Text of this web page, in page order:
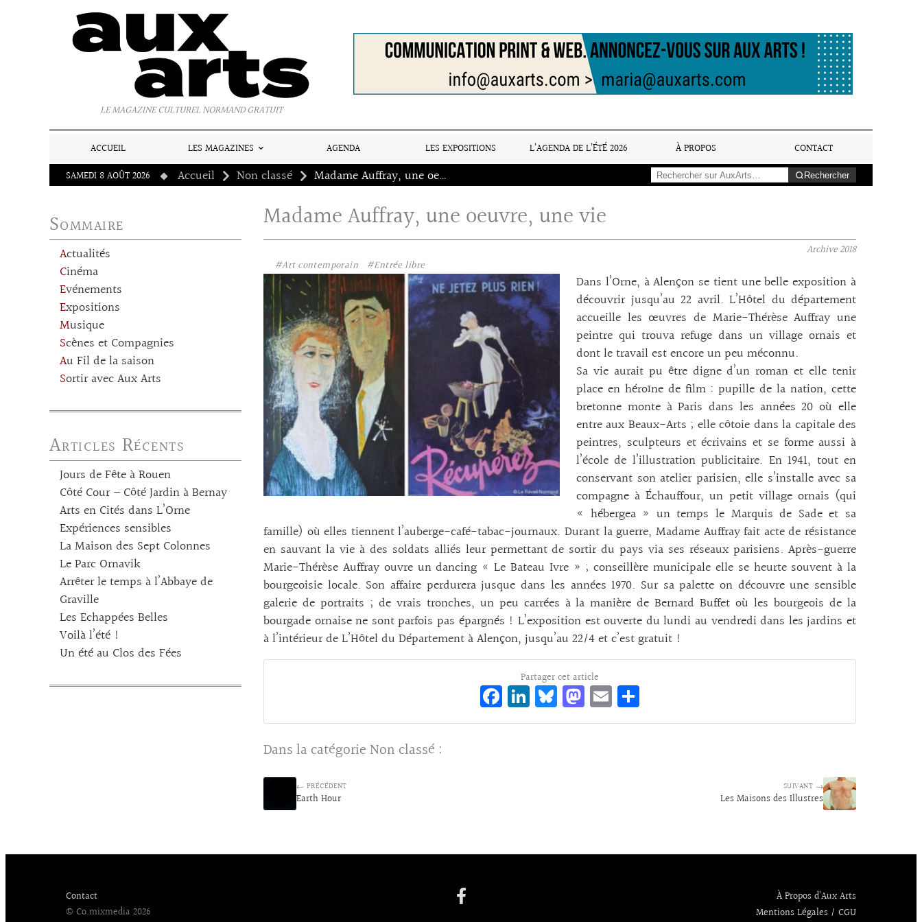
LE MAGAZINE CULTUREL NORMAND GRATUIT
ACCUEIL LES MAGAZINES AGENDA LES EXPOSITIONS L’AGENDA DE L’ÉTÉ 2026 À PROPOS
CONTACT
SAMEDI 8 AOÛT 2026
Accueil Non classé Madame Auffray, une oeuvre, une vie Rechercher
Sommaire
Actualités
Cinéma
Evénements
Expositions
Musique
Scènes et Compagnies
Au Fil de la saison
Sortir avec Aux Arts
Articles Récents
Jours de Fête à Rouen
Côté Cour – Côté Jardin à Bernay
Arts en Cités dans L’Orne
Expériences sensibles
La Maison des Sept Colonnes
Le Parc Ornavik
Arrêter le temps à l’Abbaye de
Graville
Les Echappées Belles
Voilà l’été !
Un été au Clos des Fées
Madame Auffray, une oeuvre, une vie
Archive2018
#Art contemporain
#Entrée libre
Dans l’Orne, à Alençon se tient une belle exposition à
découvrir jusqu’au 22 avril. L’Hôtel du département
accueille les œuvres de Marie-Thérèse Auffray une
peintre qui trouva refuge dans un village ornais et
dont le travail est encore un peu méconnu.
Sa vie aurait pu être digne d’un roman et elle tenir
place en héroïne de film : pupille de la nation, cette
bretonne monte à Paris dans les années 20 où elle
entre aux Beaux-Arts ; elle côtoie dans la capitale des
peintres, sculpteurs et écrivains et se forme aussi à
l’école de l’illustration publicitaire. En 1941, tout en
conservant son atelier parisien, elle s’installe avec sa
compagne à Échauffour, un petit village ornais (qui
« hébergea » un temps le Marquis de Sade et sa
famille) où elles tiennent l’auberge-café-tabac-journaux. Durant la guerre, Madame Auffray fait acte de résistance
en sauvant la vie à des soldats alliés leur permettant de sortir du pays via ses réseaux parisiens. Après-guerre
Marie-Thérèse Auffray ouvre un dancing « Le Bateau Ivre » ; conseillère municipale elle se heurte souvent à la
bourgeoisie locale. Son affaire perdurera jusque dans les années 1970. Sur sa palette on découvre une sensible
galerie de portraits ; de vrais tronches, un peu carrées à la manière de Bernard Buffet où les bourgeois de la
bourgade ornaise ne sont parfois pas épargnés ! L’exposition est ouverte du lundi au vendredi dans les jardins et
à l’intérieur de L’Hôtel du Département à Alençon, jusqu’au 22/4 et c’est gratuit !
Partager cet article
Fa
ce
Li
n
Bl
ue
M
as
E
m rt
Dans la catégorie Non classé :
← PRÉCÉDENT
Earth Hour
SUIVANT →
Les Maisons des Illustres
Contact
© Co.mixmedia 2026
À Propos d’Aux Arts
Mentions Légales / CGU
Panneau de gestion des cookies